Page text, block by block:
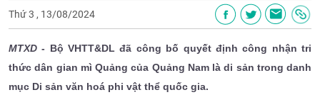
Thứ 3 , 13/08/2024
MTXD - Bộ VHTT&DL đã công bố quyết định công nhận tri
thức dân gian mì Quảng của Quảng Nam là di sản trong danh
mục Di sản văn hoá phi vật thể quốc gia.